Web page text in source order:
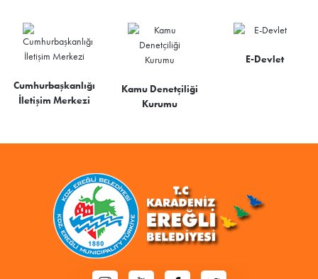
Cumhurbaşkanlığı
İletişim Merkezi
Kamu Denetçiliği
Kurumu
E-Devlet